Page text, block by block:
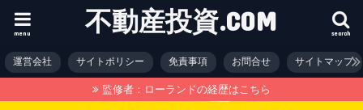
不動産投資.COM search
menu
運営会社 サイトポリシー 免責事項 お問合せ サイトマップ
監修者：ローランドの経歴はこちら